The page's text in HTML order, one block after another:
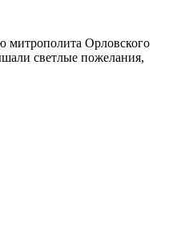
митрополита Орловского
светлые пожелания,